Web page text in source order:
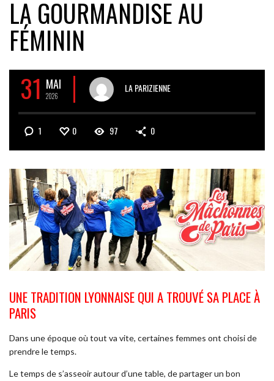
LA GOURMANDISE AU
FÉMININ
31 MAI
2026
LA PARIZIENNE
1 0 97 0
UNE TRADITION LYONNAISE QUI A TROUVÉ SA PLACE À
PARIS
Dans une époque où tout va vite, certaines femmes ont choisi de
prendre le temps.
Le temps de s’asseoir autour d’une table, de partager un bon